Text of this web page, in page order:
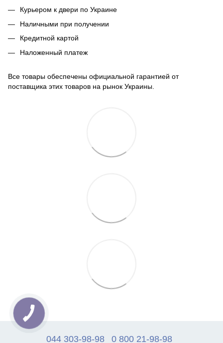
Курьером к двери по Украине
Наличными при получении
Кредитной картой
Наложенный платеж
Все товары обеспечены официальной гарантией от
поставщика этих товаров на рынок Украины.
044 303-98-98 0 800 21-98-98